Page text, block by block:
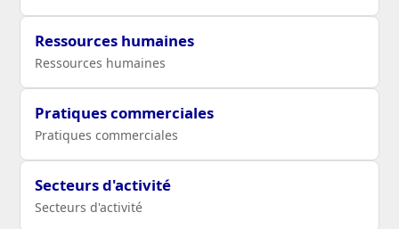
Ressources humaines
Ressources humaines
Pratiques commerciales
Pratiques commerciales
Secteurs d'activité
Secteurs d'activité